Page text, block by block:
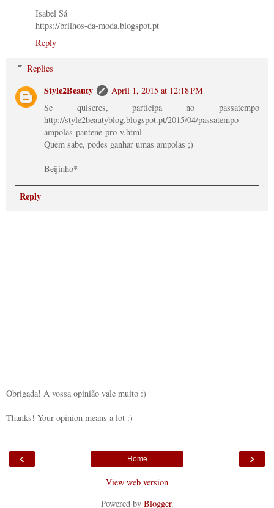
Isabel Sá
https://brilhos-da-moda.blogspot.pt
Reply
Replies
Style2Beauty
April 1, 2015 at 12:18 PM
Se quiseres, participa no passatempo
http://style2beautyblog.blogspot.pt/2015/04/passatempo-
ampolas-pantene-pro-v.html
Quem sabe, podes ganhar umas ampolas ;)
Beijinho*
Reply
Obrigada! A vossa opinião vale muito :)
Thanks! Your opinion means a lot :)
‹ ›
Home
View web version
Powered by Blogger.